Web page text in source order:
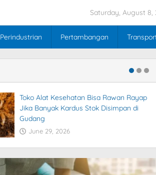
Saturday, August 8,
Perindustrian Pertambangan
Toko Alat Kesehatan Bisa Rawan Rayap
Jika Banyak Kardus Stok Disimpan di
Gudang
June 29, 2026